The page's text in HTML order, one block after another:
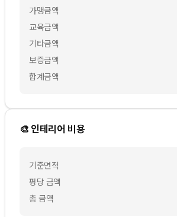
가맹금액
교육금액
기타금액
보증금액
합계금액
🎨 인테리어 비용
기준면적
평당 금액
총 금액